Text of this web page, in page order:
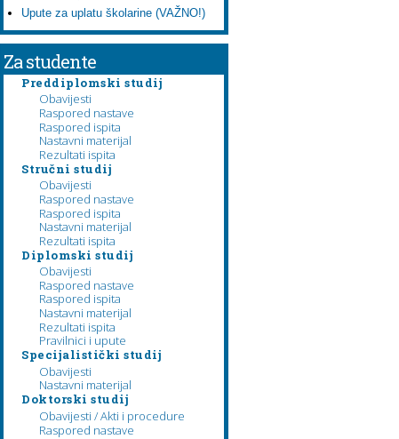
Upute za uplatu školarine (VAŽNO!)
Za studente
Preddiplomski studij
Obavijesti
Raspored nastave
Raspored ispita
Nastavni materijal
Rezultati ispita
Stručni studij
Obavijesti
Raspored nastave
Raspored ispita
Nastavni materijal
Rezultati ispita
Diplomski studij
Obavijesti
Raspored nastave
Raspored ispita
Nastavni materijal
Rezultati ispita
Pravilnici i upute
Specijalistički studij
Obavijesti
Nastavni materijal
Doktorski studij
Obavijesti / Akti i procedure
Raspored nastave